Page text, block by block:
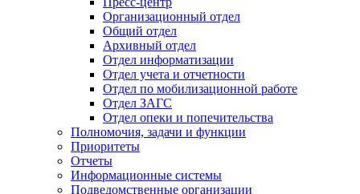
Организационный отдел
Общий отдел
Архивный отдел
Отдел информатизации
Отдел учета и отчетности
Отдел по мобилизационной работе
Отдел ЗАГС
Отдел опеки и попечительства
Полномочия, задачи и функции
Приоритеты
Отчеты
Информационные системы
Подведомственные организации